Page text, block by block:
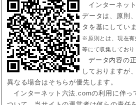
インターネッ
データは、原則
タを基にしていま
※原則とは、現在有
等にて収集しており
データ内容の
しておりますが
異なる場合はそちらが優先します。
インターネット六法.comの利用に伴っ